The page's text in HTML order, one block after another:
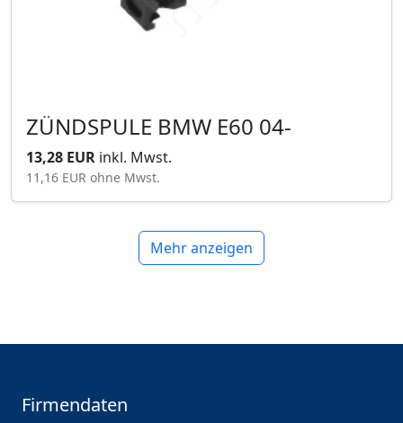
ZÜNDSPULE BMW E60 04-
13,28 EUR inkl. Mwst.
11,16 EUR ohne Mwst.
Mehr anzeigen
Firmendaten